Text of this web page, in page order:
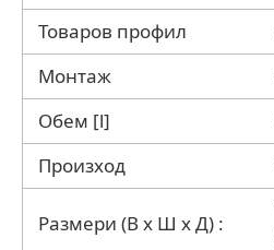
Товаров профил
Монтаж
Обем [l]
Произход
Размери (В х Ш х Д) :